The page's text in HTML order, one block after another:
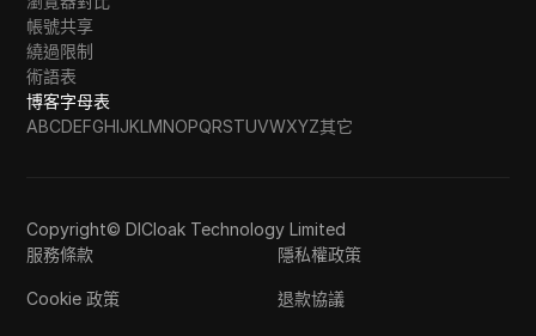
帳號共享
繞過限制
術語表
博客字母表
ABCDEFGHIJKLMNOPQRSTUVWXYZ其它
Copyright© DICloak Technology Limited
服務條款
隱私權政策
Cookie 政策 退款協議